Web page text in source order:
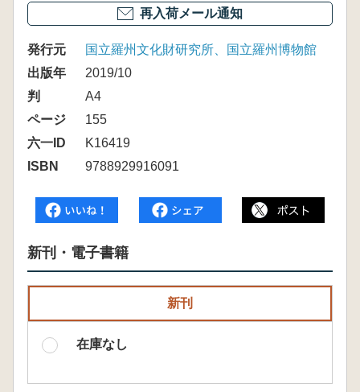
再入荷メール通知
発行元
国立羅州文化財研究所、国立羅州博物館
出版年
2019/10
判
A4
ページ
155
六一ID
K16419
ISBN
9788929916091
新刊・電子書籍
新刊
在庫なし